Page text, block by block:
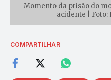
Momento da prisão do
acidente | Foto:
COMPARTILHAR